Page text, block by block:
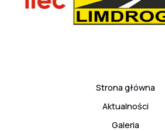
Strona główna
Aktualności
Galeria